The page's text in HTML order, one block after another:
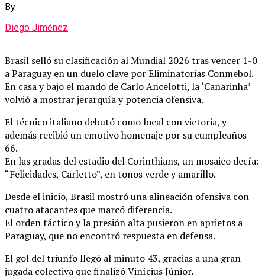
By
Diego Jiménez
Brasil selló su clasificación al Mundial 2026 tras vencer 1-0
a Paraguay en un duelo clave por Eliminatorias Conmebol.
En casa y bajo el mando de Carlo Ancelotti, la ‘Canarinha’
volvió a mostrar jerarquía y potencia ofensiva.
El técnico italiano debutó como local con victoria, y
además recibió un emotivo homenaje por su cumpleaños
66.
En las gradas del estadio del Corinthians, un mosaico decía:
“Felicidades, Carletto”, en tonos verde y amarillo.
Desde el inicio, Brasil mostró una alineación ofensiva con
cuatro atacantes que marcó diferencia.
El orden táctico y la presión alta pusieron en aprietos a
Paraguay, que no encontró respuesta en defensa.
El gol del triunfo llegó al minuto 43, gracias a una gran
jugada colectiva que finalizó Vinícius Júnior.